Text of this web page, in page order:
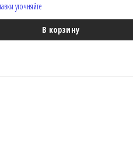
уточняйте
В корзину